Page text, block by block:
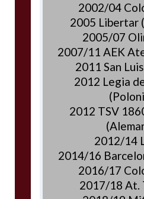
2002/04
2005 Libertar
2005/07
2007/11 AEK
2011 San
2012 Legia
2012 TSV
2012/14
2014/16
2016/17
2017/18 At.